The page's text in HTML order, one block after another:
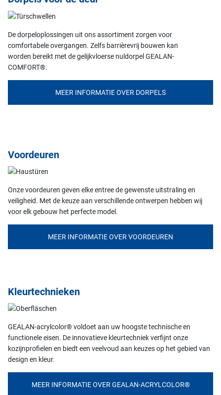
De dorpeloplossingen uit ons assortiment zorgen voor
comfortabele overgangen. Zelfs barrièrevrij bouwen kan
worden bereikt met de gelijkvloerse nuldorpel GEALAN-
COMFORT®.
MEER INFORMATIE OVER DORPELS
Voordeuren
Onze voordeuren geven elke entree de gewenste uitstraling en
veiligheid. Met de keuze aan verschillende ontwerpen hebben wij
voor elk gebouw het perfecte model.
MEER INFORMATIE OVER VOORDEUREN
Kleurtechnieken
GEALAN-acrylcolor® voldoet aan uw hoogste technische en
functionele eisen. De innovatieve kleurtechniek verfijnt onze
kozijnprofielen en biedt een veelvoud aan keuzes op het gebied van
design en kleur.
MEER INFORMATIE OVER GEALAN-ACRYLCOLOR®